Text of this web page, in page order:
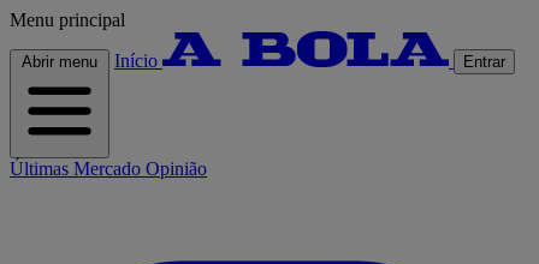
Menu principal
Abrir menu Início Entrar
Últimas Mercado Opinião